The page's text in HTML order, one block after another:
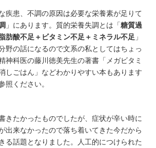
疾患、不調の原因は必要な栄養素が足りて
」にあります。質的栄養失調とは「糖質過
肪酸不足＋ビタミン不足＋ミネラル不足 」
野の話になるので文系の私としてはちょっ
神科医の藤川徳美先生の著書「メガビタミ
しごはん」などわかりやすい本もあります
照ください。
きたかったものでしたが、症状が辛い時に
出来なかったので落ち着いてきた今だから
る話題となりました。人工的につけられた